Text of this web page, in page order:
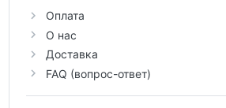
Оплата
О нас
Доставка
FAQ (вопрос-ответ)